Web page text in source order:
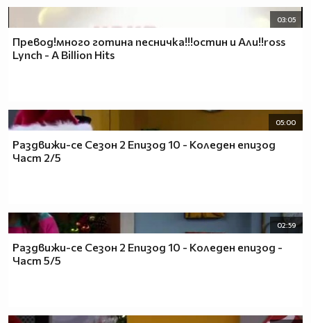
03:05
Превод!много готина песничка!!!остин и Али!!ross
Lynch - A Billion Hits
05:00
Раздвижи-се Сезон 2 Епизод 10 - Коледен епизод
Част 2/5
02:59
Раздвижи-се Сезон 2 Епизод 10 - Коледен епизод -
Част 5/5